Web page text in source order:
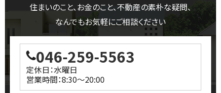
住まいのこと、お金のこと、不動産の素朴な疑問、
なんでもお気軽にご相談ください
046-259-5563
定休日：水曜日
営業時間：8:30～20:00